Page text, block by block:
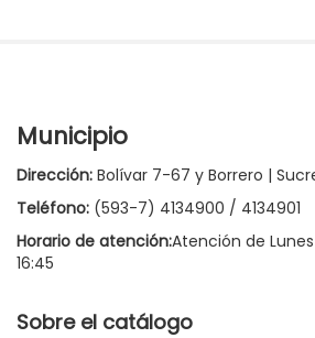
Municipio
Dirección: Bolívar 7-67 y Borrero |
Teléfono: (593-7) 4134900 / 4134901
Horario de atención:Atención de
16:45
Sobre el catálogo